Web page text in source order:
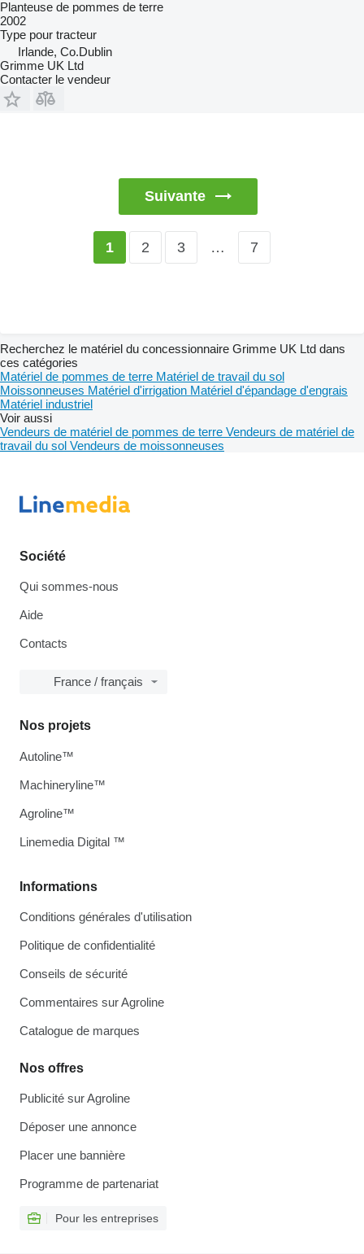
Planteuse de pommes de terre
2002
Type pour tracteur
Irlande, Co.Dublin
Grimme UK Ltd
Contacter le vendeur
Suivante
1 2 3 … 7
Recherchez le matériel du concessionnaire Grimme UK Ltd dans
ces catégories
Matériel de pommes de terre Matériel de travail du sol
Moissonneuses Matériel d'irrigation Matériel d'épandage d'engrais
Matériel industriel
Voir aussi
Vendeurs de matériel de pommes de terre Vendeurs de matériel de
travail du sol Vendeurs de moissonneuses
Société
Qui sommes-nous
Aide
Contacts
France / français
Informations
Conditions générales d'utilisation
Politique de confidentialité
Conseils de sécurité
Commentaires sur Agroline
Catalogue de marques
Nos offres
Publicité sur Agroline
Déposer une annonce
Placer une bannière
Programme de partenariat
Pour les entreprises
Nos projets
Autoline™
Machineryline™
Agroline™
Linemedia Digital ™